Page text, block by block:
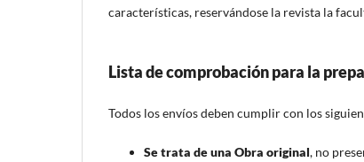
características, reservándose la revista la
Lista de comprobación para la
Todos los envíos deben cumplir con los
Se trata de una Obra original, no